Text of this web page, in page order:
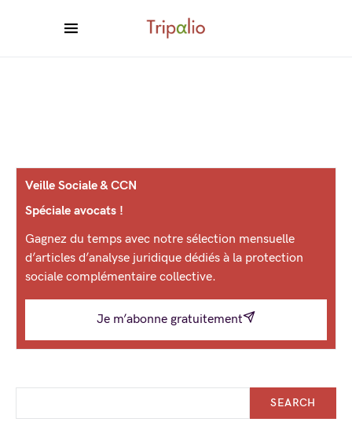
Veille Sociale & CCN
Spéciale avocats !
Gagnez du temps avec notre sélection mensuelle
d’articles d’analyse juridique dédiés à la protection
sociale complémentaire collective.
Je m’abonne gratuitement
SEARCH